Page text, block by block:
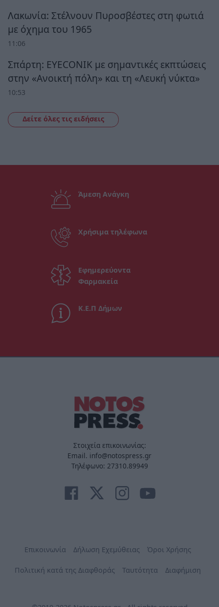
Λακωνία: Στέλνουν Πυροσβέστες στη φωτιά
με όχημα του 1965
11:06
Σπάρτη: EYECONIK με σημαντικές εκπτώσεις
στην «Ανοικτή πόλη» και τη «Λευκή νύκτα»
10:53
Δείτε όλες τις ειδήσεις
Άμεση Ανάγκη
Χρήσιμα τηλέφωνα
Εφημερεύοντα
Φαρμακεία
Κ.Ε.Π Δήμων
Στοιχεία επικοινωνίας:
Email. info@notospress.gr
Τηλέφωνο: 27310.89949
Επικοινωνία Δήλωση Εχεμύθειας Όροι Χρήσης
Πολιτική κατά της Διαφθοράς Ταυτότητα Διαφήμιση